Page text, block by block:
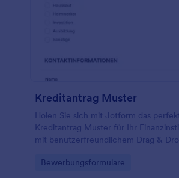
Kreditantrag Muster
Holen Sie sich mit Jotform das
Kreditantrag Muster für Ihr
mit benutzerfreundlichem Drag &
Go to Category:
Bewerbungsformulare